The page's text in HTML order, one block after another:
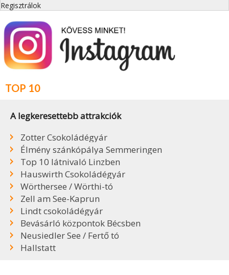
Regisztrálok
TOP 10
A legkeresettebb attrakciók
Zotter Csokoládégyár
Élmény szánkópálya Semmeringen
Top 10 látnivaló Linzben
Hauswirth Csokoládégyár
Wörthersee / Wörthi-tó
Zell am See-Kaprun
Lindt csokoládégyár
Bevásárló központok Bécsben
Neusiedler See / Fertő tó
Hallstatt